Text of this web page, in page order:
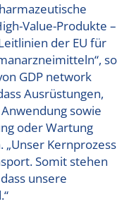
Value-Produkte –
der EU für
so
GDP network
Ausrüstungen,
sowie
oder Wartung
Kernprozess
Somit stehen
unsere